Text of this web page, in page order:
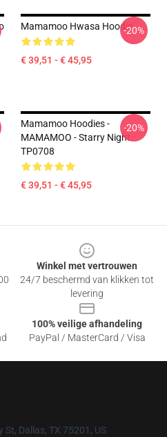
Mamamoo Hwasa Hoodie
€ 39,51 - € 45,95
-20%
Mamamoo Hoodies -
MAMAMOO - Starry Night
TP0708
€ 39,51 - € 45,95
-20%
Winkel met vertrouwen
24/7 beschermd van klikken tot
levering
100% veilige afhandeling
PayPal / MasterCard / Visa
St, Dallas, TX 75201, US